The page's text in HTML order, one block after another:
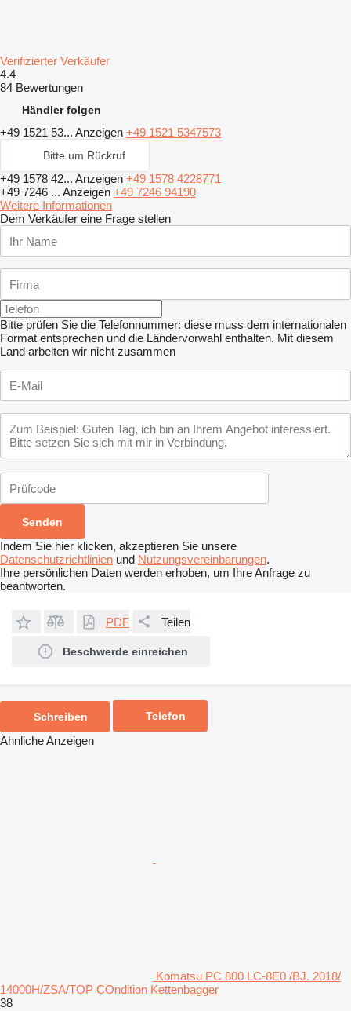
Verifizierter Verkäufer
4.4
84 Bewertungen
Händler folgen
+49 1521 53... Anzeigen +49 1521 5347573
Bitte um Rückruf
+49 1578 42... Anzeigen +49 1578 4228771
+49 7246 ... Anzeigen +49 7246 94190
Weitere Informationen
Dem Verkäufer eine Frage stellen
Bitte prüfen Sie die Telefonnummer: diese muss dem internationalen
Format entsprechen und die Ländervorwahl enthalten. Mit diesem
Land arbeiten wir nicht zusammen
Indem Sie hier klicken, akzeptieren Sie unsere
Datenschutzrichtlinien und Nutzungsvereinbarungen.
Ihre persönlichen Daten werden erhoben, um Ihre Anfrage zu
beantworten.
PDF Teilen
Beschwerde einreichen
Schreiben Telefon
Ähnliche Anzeigen
Komatsu PC 800 LC-8E0 /BJ. 2018/
14000H/ZSA/TOP COndition Kettenbagger
38